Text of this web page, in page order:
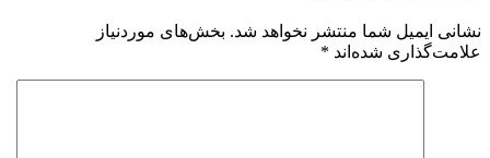
نشانی ایمیل شما منتشر نخواهد شد. بخش‌های موردنیاز
علامت‌گذاری شده‌اند *